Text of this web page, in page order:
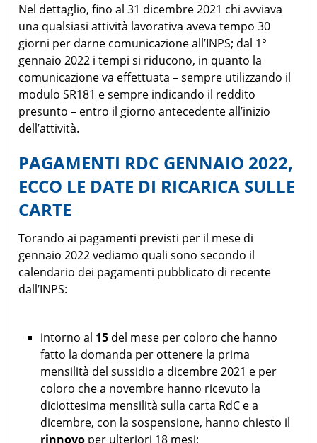
Nel dettaglio, fino al 31 dicembre 2021 chi avviava
una qualsiasi attività lavorativa aveva tempo 30
giorni per darne comunicazione all’INPS; dal 1°
gennaio 2022 i tempi si riducono, in quanto la
comunicazione va effettuata – sempre utilizzando il
modulo SR181 e sempre indicando il reddito
presunto – entro il giorno antecedente all’inizio
dell’attività.
PAGAMENTI RDC GENNAIO 2022,
ECCO LE DATE DI RICARICA SULLE
CARTE
Torando ai pagamenti previsti per il mese di
gennaio 2022 vediamo quali sono secondo il
calendario dei pagamenti pubblicato di recente
dall’INPS:
intorno al 15del mese per coloro che hanno
fatto la domanda per ottenere la prima
mensilità del sussidio a dicembre 2021 e per
coloro che a novembre hanno ricevuto la
diciottesima mensilità sulla carta RdC e a
dicembre, con la sospensione, hanno chiesto il
rinnovoper ulteriori 18 mesi;